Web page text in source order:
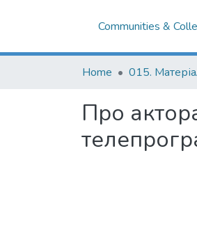
Communities &
Home
Про